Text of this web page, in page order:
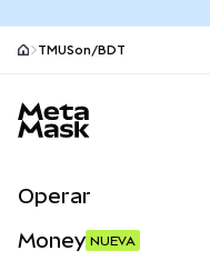
TMUSon/BDT
Operar
Money NUEVA